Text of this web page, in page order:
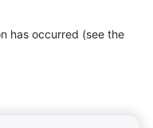
has occurred (see the